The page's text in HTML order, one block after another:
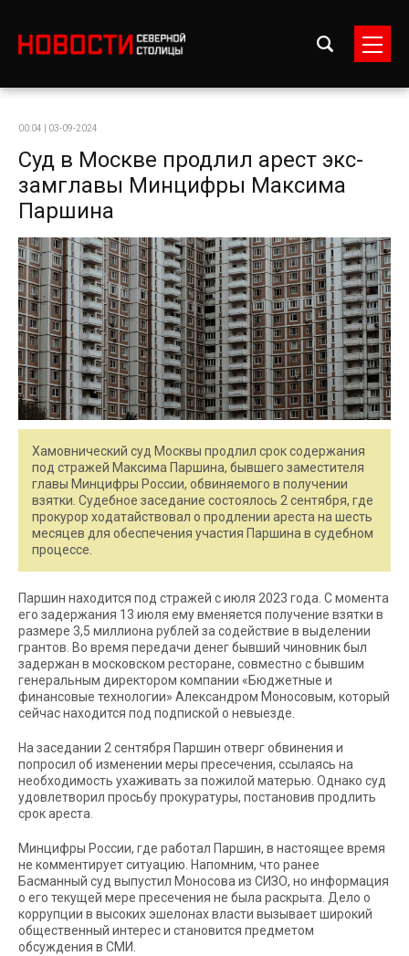
00:04 | 03-09-2024
Суд в Москве продлил арест экс-
замглавы Минцифры Максима
Паршина
Хамовнический суд Москвы продлил срок содержания
под стражей Максима Паршина, бывшего заместителя
главы Минцифры России, обвиняемого в получении
взятки. Судебное заседание состоялось 2 сентября, где
прокурор ходатайствовал о продлении ареста на шесть
месяцев для обеспечения участия Паршина в судебном
процессе.
Паршин находится под стражей с июля 2023 года. С момента
его задержания 13 июля ему вменяется получение взятки в
размере 3,5 миллиона рублей за содействие в выделении
грантов. Во время передачи денег бывший чиновник был
задержан в московском ресторане, совместно с бывшим
генеральным директором компании «Бюджетные и
финансовые технологии» Александром Моносовым, который
сейчас находится под подпиской о невыезде.
На заседании 2 сентября Паршин отверг обвинения и
попросил об изменении меры пресечения, ссылаясь на
необходимость ухаживать за пожилой матерью. Однако суд
удовлетворил просьбу прокуратуры, постановив продлить
срок ареста.
Минцифры России, где работал Паршин, в настоящее время
не комментирует ситуацию. Напомним, что ранее
Басманный суд выпустил Моносова из СИЗО, но информация
о его текущей мере пресечения не была раскрыта. Дело о
коррупции в высоких эшелонах власти вызывает широкий
общественный интерес и становится предметом
обсуждения в СМИ.